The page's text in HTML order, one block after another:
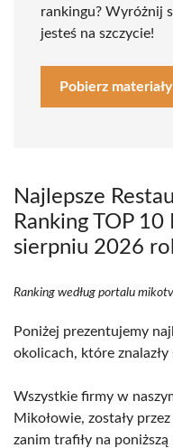
rankingu? Wyróżnij
jesteś na szczycie!
Pobierz
Najlepsze
Ranking TOP
sierpniu 2026
Ranking według portalu
Poniżej prezentujemy
okolicach, które
Wszystkie firmy w
Mikołowie, zostały
zanim trafiły na